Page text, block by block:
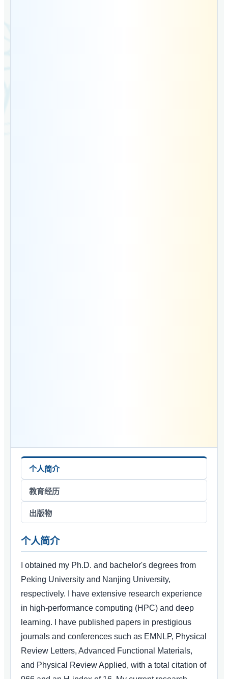
个人简介
教育经历
出版物
个人简介
I obtained my Ph.D. and bachelor's degrees from
Peking University and Nanjing University,
respectively. I have extensive research experience
in high-performance computing (HPC) and deep
learning. I have published papers in prestigious
journals and conferences such as EMNLP, Physical
Review Letters, Advanced Functional Materials,
and Physical Review Applied, with a total citation of